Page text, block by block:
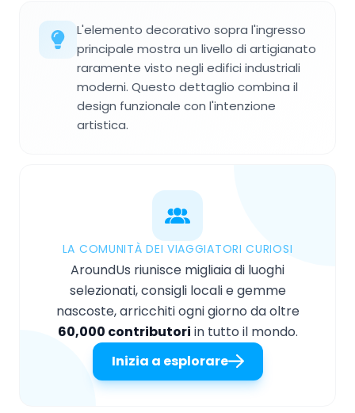
L'elemento decorativo sopra l'ingresso
principale mostra un livello di artigianato
raramente visto negli edifici industriali
moderni. Questo dettaglio combina il
design funzionale con l'intenzione
artistica.
LA COMUNITÀ DEI VIAGGIATORI CURIOSI
AroundUs riunisce migliaia di luoghi
selezionati, consigli locali e gemme
nascoste, arricchiti ogni giorno da oltre
60,000 contributori in tutto il mondo.
Inizia a esplorare